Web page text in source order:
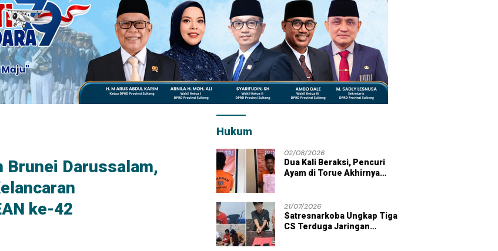
Brunei Darussalam,
ke-42
Hukum
02/08/2026
Dua Kali Beraksi, Pencuri
Ayam di Torue Akhirnya
21/07/2026
Satresnarkoba Ungkap Tiga
CS Terduga Jaringan